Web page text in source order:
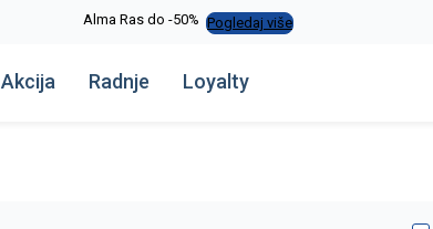
Alma Ras do -50% Pogledaj više
Akcija Radnje Loyalty